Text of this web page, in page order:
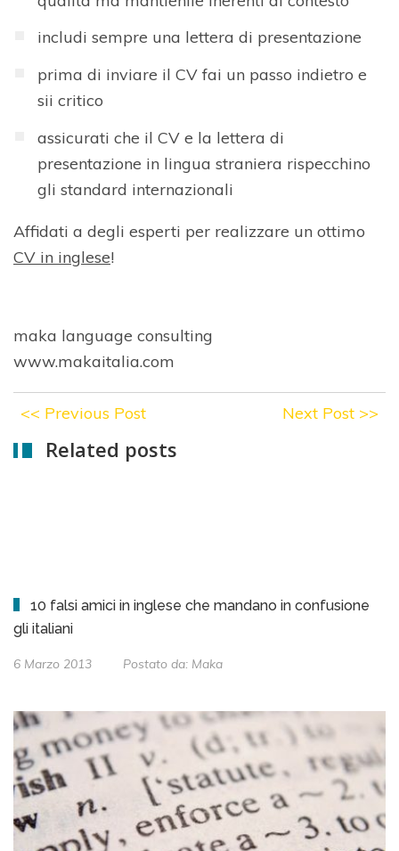
includi sempre una lettera di presentazione
prima di inviare il CV fai un passo indietro e
sii critico
assicurati che il CV e la lettera di
presentazione in lingua straniera rispecchino
gli standard internazionali
Affidati a degli esperti per realizzare un ottimo
CV in inglese!
maka language consulting
www.makaitalia.com
<< Previous Post Next Post >>
Related posts
10 falsi amici in inglese che mandano in confusione
gli italiani
6 Marzo 2013 Postato da: Maka